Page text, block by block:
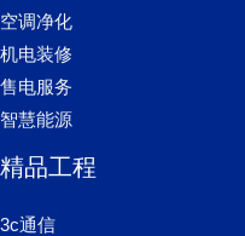
空调净化
机电装修
售电服务
智慧能源
精品工程
3c通信